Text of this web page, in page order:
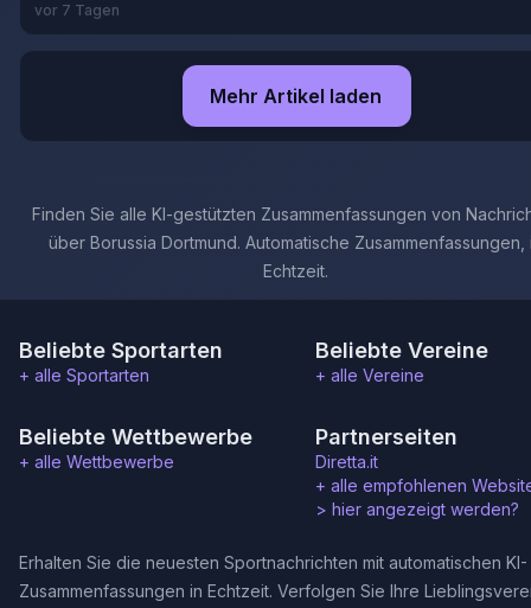
vor 7 Tagen
Mehr Artikel laden
Finden Sie alle KI-gestützten Zusammenfassungen von
über Borussia Dortmund. Automatische Zusammenfassungen,
Echtzeit.
Beliebte Sportarten
+ alle Sportarten
Beliebte Vereine
+ alle Vereine
Beliebte Wettbewerbe
+ alle Wettbewerbe
Partnerseiten
Diretta.it
+ alle empfohlenen
> hier angezeigt werden?
Erhalten Sie die neuesten Sportnachrichten mit automatischen KI-
Zusammenfassungen in Echtzeit. Verfolgen Sie Ihre